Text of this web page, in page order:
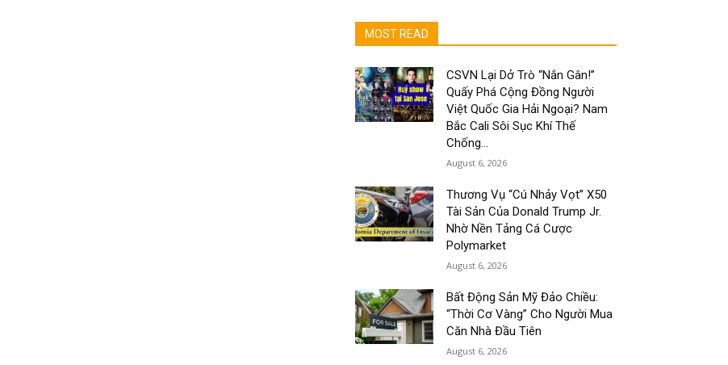
MOST READ
CSVN Lại Dở Trò “Nắn Gân!”
Quấy Phá Cộng Đồng Người
Việt Quốc Gia Hải Ngoại? Nam
Bắc Cali Sôi Sục Khí Thế
Chống...
August 6, 2026
Thương Vụ “Cú Nhảy Vọt” X50
Tài Sản Của Donald Trump Jr.
Nhờ Nền Tảng Cá Cược
Polymarket
August 6, 2026
Bất Động Sản Mỹ Đảo Chiều:
“Thời Cơ Vàng” Cho Người Mua
Căn Nhà Đầu Tiên
August 6, 2026